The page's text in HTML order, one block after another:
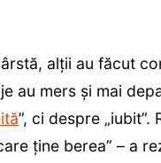
alții au făcut
au mers și mai
”, ci despre
ține berea” – a